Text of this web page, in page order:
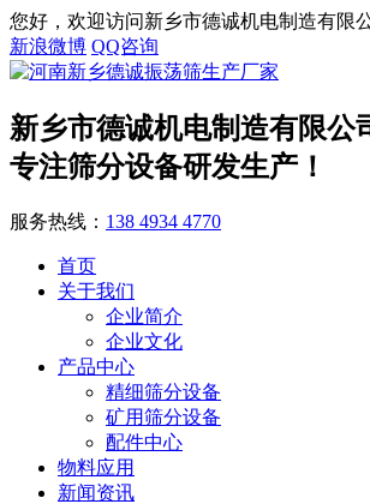
您好，欢迎访问新乡市德诚机电制造有限
新浪微博 QQ咨询
新乡市德诚机电制造有限公
专注筛分设备研发生产！
服务热线： 138 4934 4770
首页
关于我们
企业简介
企业文化
产品中心
精细筛分设备
矿用筛分设备
配件中心
物料应用
新闻资讯